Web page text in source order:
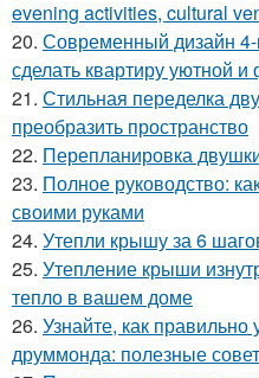
evening activities, cultural
20. Современный дизайн 4-
сделать квартиру уютной
21. Стильная переделка
преобразить пространство
22. Перепланировка
23. Полное руководство:
своими руками
24. Утепли крышу за 6
25. Утепление крыши
тепло в вашем доме
26. Узнайте, как
друммонда: полезные